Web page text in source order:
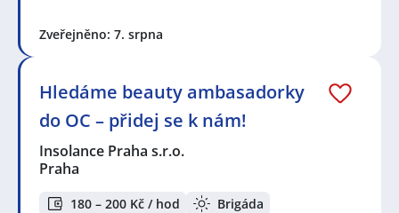
Zveřejněno: 7. srpna
Hledáme beauty ambasadorky
do OC – přidej se k nám!
Insolance Praha s.r.o.
Praha
180 – 200 Kč / hod
Brigáda